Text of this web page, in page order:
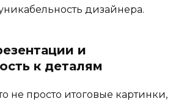
дизайнера.
и
к деталям
не просто итоговые картинки,